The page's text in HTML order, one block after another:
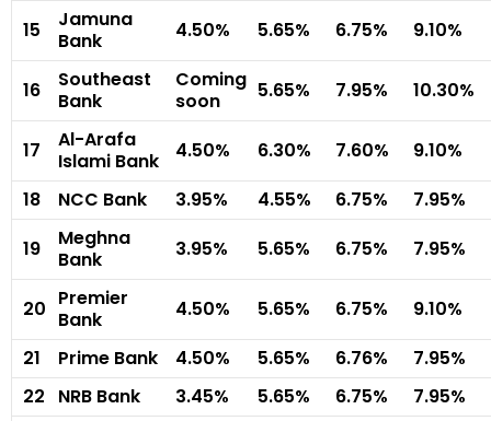
15
Jamuna
Bank
4.50% 5.65% 6.75% 9.10%
16
Southeast
Bank
Coming
soon
5.65% 7.95% 10.30%
17
Al-Arafa
Islami Bank
4.50% 6.30% 7.60%
9.10%
18
NCC Bank 3.95% 4.55% 6.75%
7.95%
19
Meghna
Bank
3.95% 5.65% 6.75% 7.95%
20 Premier
Bank
4.50% 5.65% 6.75%
9.10%
21
Prime Bank 4.50% 5.65% 6.76%
7.95%
22
NRB Bank 3.45% 5.65% 6.75%
7.95%